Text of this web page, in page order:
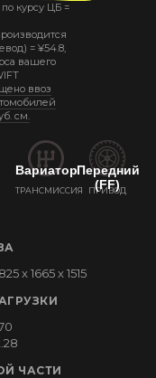
ТРАНСМИССИЯ
Вариатор
ПРИВОД
Передний
(FF)
x 1665 x 1515
ЧАСТИ
курсу ЦБ =
= ¥54.8,
вашего
ввоз
см.